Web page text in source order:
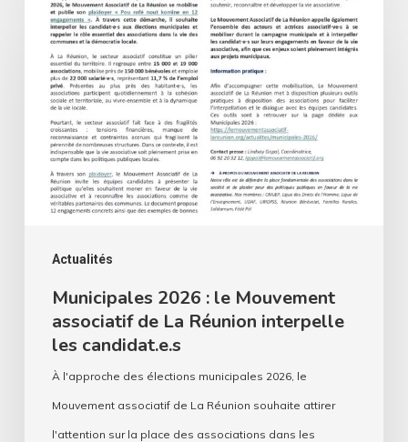
Actualités
2026
Mouvement
associatif
interpelle
candidat.e.s
Municipales 2026 : le Mouvement
associatif de La Réunion interpelle
les candidat.e.s
À l'approche des élections municipales 2026, le
Mouvement associatif de La Réunion souhaite attirer
l'attention sur la place des associations dans les